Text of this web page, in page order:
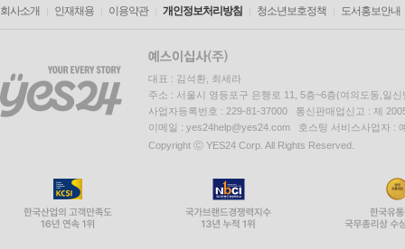
회사소개 인재채용 이용약관 개인정보처리방침 청소년보호정책 도서홍보안내
대표 : 김석환, 최세라
주소 : 서울시 영등포구 은행로 11, 5층~6층(여의도동,일신
사업자등록번호 : 229-81-37000 통신판매업신고 : 제
이메일 : yes24help@yes24.com 호스팅 서비스사업자 :
Copyright ⓒ YES24 Corp. All Rights Reserved.